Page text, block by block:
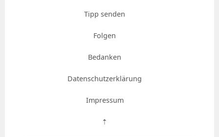
Tipp senden
Folgen
Bedanken
Datenschutzerklärung
Impressum
⇡